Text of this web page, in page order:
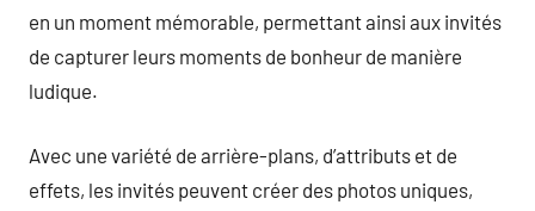
en un moment mémorable, permettant ainsi aux invités
de capturer leurs moments de bonheur de manière
ludique.
Avec une variété de arrière-plans, d’attributs et de
effets, les invités peuvent créer des photos uniques,